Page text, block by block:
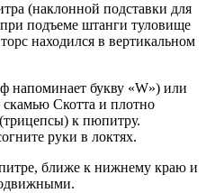
(наклонной подставки для
подъеме штанги туловище
находился в вертикальном
напоминает букву «W») или
скамью Скотта и плотно
к пюпитру.
руки в локтях.
ближе к нижнему краю и